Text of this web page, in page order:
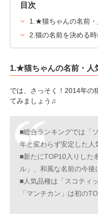
目次
1.★猫ちゃんの名前
2.猫の名前を決める
1.★猫ちゃんの名前・
では、さっそく！2014年の
てみましょう♫
■総合ランキングでは「
年と変わらず安定した人
■新たにTOP10入りした
ル」、和風な名前の今後
■人気品種は「スコティ
「マンチカン」は初の